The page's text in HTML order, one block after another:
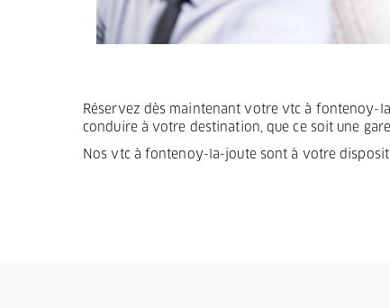
Réservez dès maintenant votre vtc à fontenoy-
conduire à votre destination, que ce soit une
Nos vtc à fontenoy-la-joute sont à votre